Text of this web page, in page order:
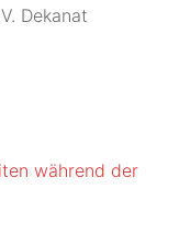
Dekanat
während der